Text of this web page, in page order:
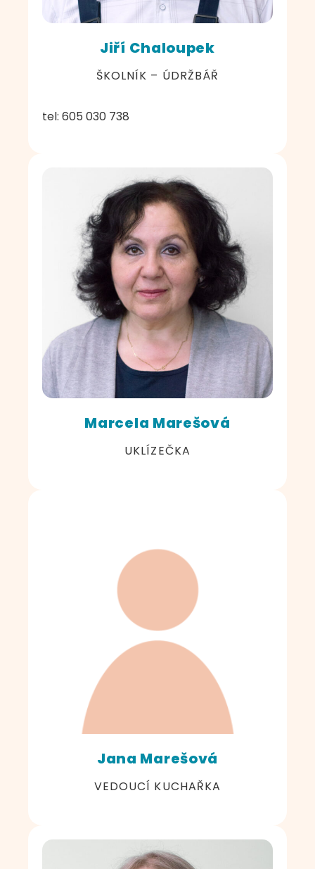
Jiří Chaloupek
ŠKOLNÍK – ÚDRŽBÁŘ
tel: 605 030 738
Marcela Marešová
UKLÍZEČKA
Jana Marešová
VEDOUCÍ KUCHAŘKA